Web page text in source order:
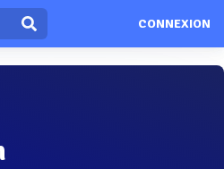
CONNEXION